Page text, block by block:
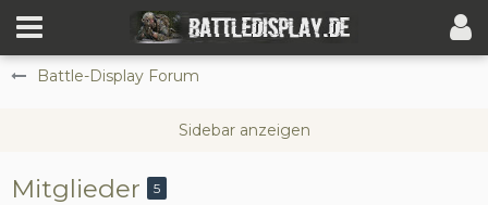
Battle-Display Forum
Mitglieder 5